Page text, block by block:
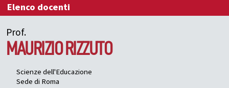
Elenco docenti
Prof.
MAURIZIO RIZZUTO
Scienze dell'Educazione
Sede di Roma